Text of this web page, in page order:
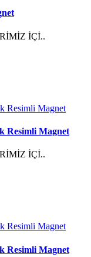
İÇİ..
Resimli Magnet
İÇİ..
Resimli Magnet